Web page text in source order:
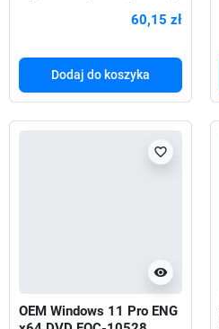
60,15 zł
Dodaj do koszyka
visibility
favorite_border
OEM Windows 11 Pro ENG